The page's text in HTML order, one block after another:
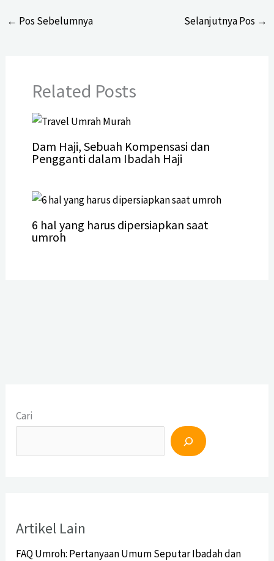
← Pos Sebelumnya Selanjutnya Pos →
Related Posts
Dam Haji, Sebuah Kompensasi dan
Pengganti dalam Ibadah Haji
6 hal yang harus dipersiapkan saat
umroh
Cari
Artikel Lain
FAQ Umroh: Pertanyaan Umum Seputar Ibadah dan